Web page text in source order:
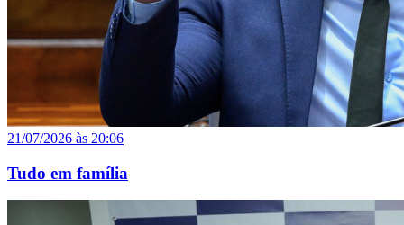
21/07/2026 às 20:06
Tudo em família